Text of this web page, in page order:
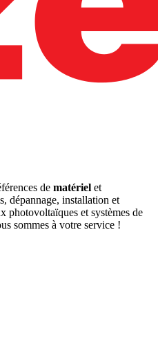
de matériel et
dépannage, installation et
photovoltaïques et systèmes de
sommes à votre service !